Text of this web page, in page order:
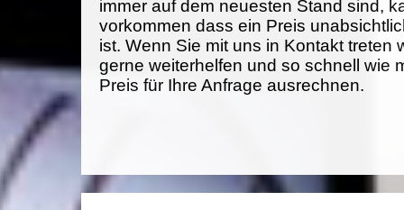
immer auf dem neuesten Stand sind,
vorkommen dass ein Preis
ist. Wenn Sie mit uns in Kontakt treten
gerne weiterhelfen und so schnell wie
Preis für Ihre Anfrage ausrechnen.